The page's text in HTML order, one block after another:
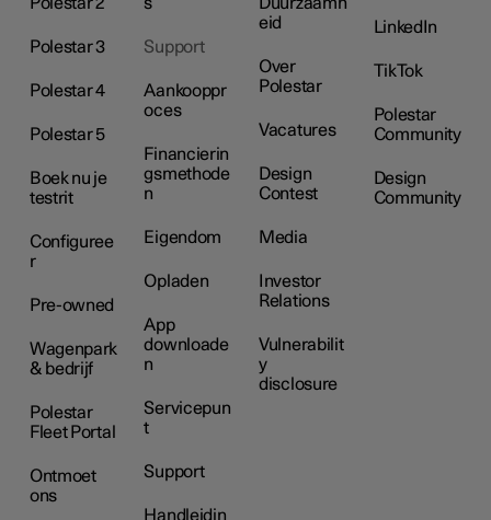
Polestar 3
Polestar 4
Polestar 5
Boek nu je
testrit
Configuree
r
Pre-owned
Wagenpark
& bedrijf
Polestar
Fleet Portal
Ontmoet
ons
Support
Aankooppr
oces
Financierin
gsmethode
n
Eigendom
Opladen
App
downloade
n
Servicepun
t
Support
Handleidin
eid
Over
Polestar
Vacatures
Design
Contest
Media
Investor
Relations
Vulnerabilit
y
disclosure
LinkedIn
TikTok
Polestar
Community
Design
Community